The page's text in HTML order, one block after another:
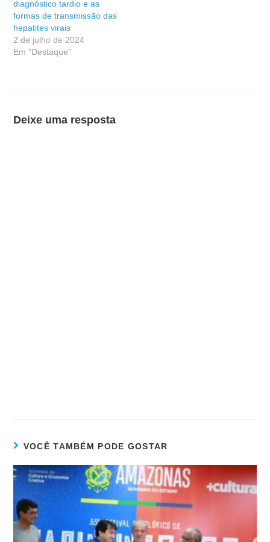
diagnóstico tardio e as
formas de transmissão das
hepatites virais
2 de julho de 2024
Em "Destaque"
Deixe uma resposta
VOCÊ TAMBÉM PODE GOSTAR